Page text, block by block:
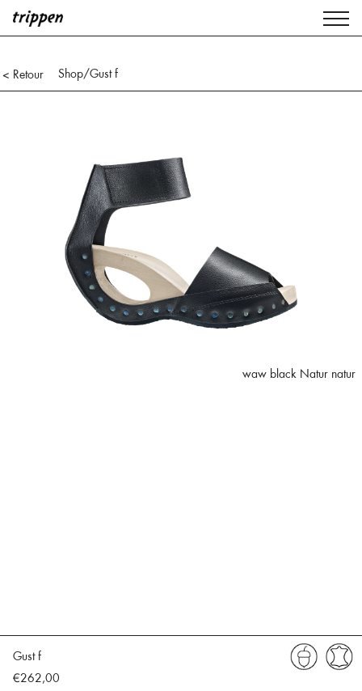
< Retour Shop/Gust f
waw black Natur natur
Gust f
€262,00